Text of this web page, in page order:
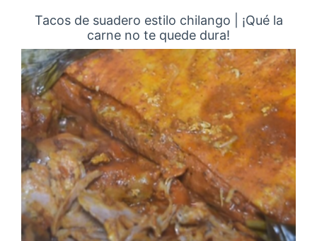
Tacos de suadero estilo chilango | ¡Qué la
carne no te quede dura!